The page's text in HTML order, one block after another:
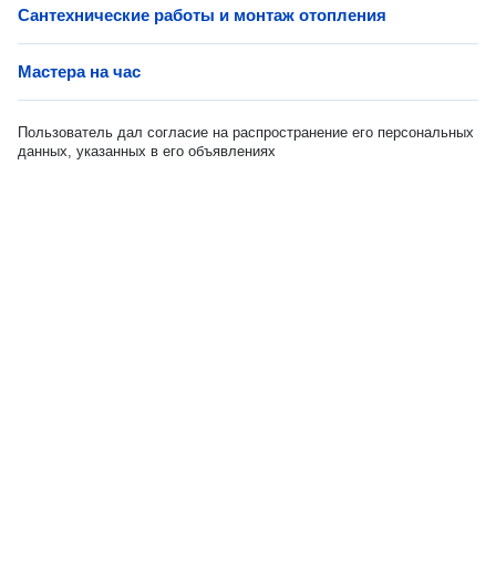
Сантехнические работы и монтаж отопления
Мастера на час
Пользователь дал согласие на распространение его персональных
данных, указанных в его объявлениях